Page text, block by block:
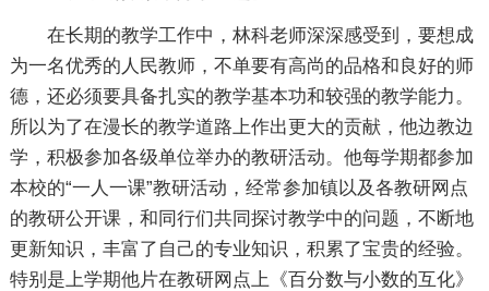
在长期的教学工作中，林科老师深深感受到，要想成
为一名优秀的人民教师，不单要有高尚的品格和良好的师
德，还必须要具备扎实的教学基本功和较强的教学能力。
所以为了在漫长的教学道路上作出更大的贡献，他边教边
学，积极参加各级单位举办的教研活动。他每学期都参加
本校的“一人一课”教研活动，经常参加镇以及各教研网点
的教研公开课，和同行们共同探讨教学中的问题，不断地
更新知识，丰富了自己的专业知识，积累了宝贵的经验。
特别是上学期他片在教研网点上《百分数与小数的互化》